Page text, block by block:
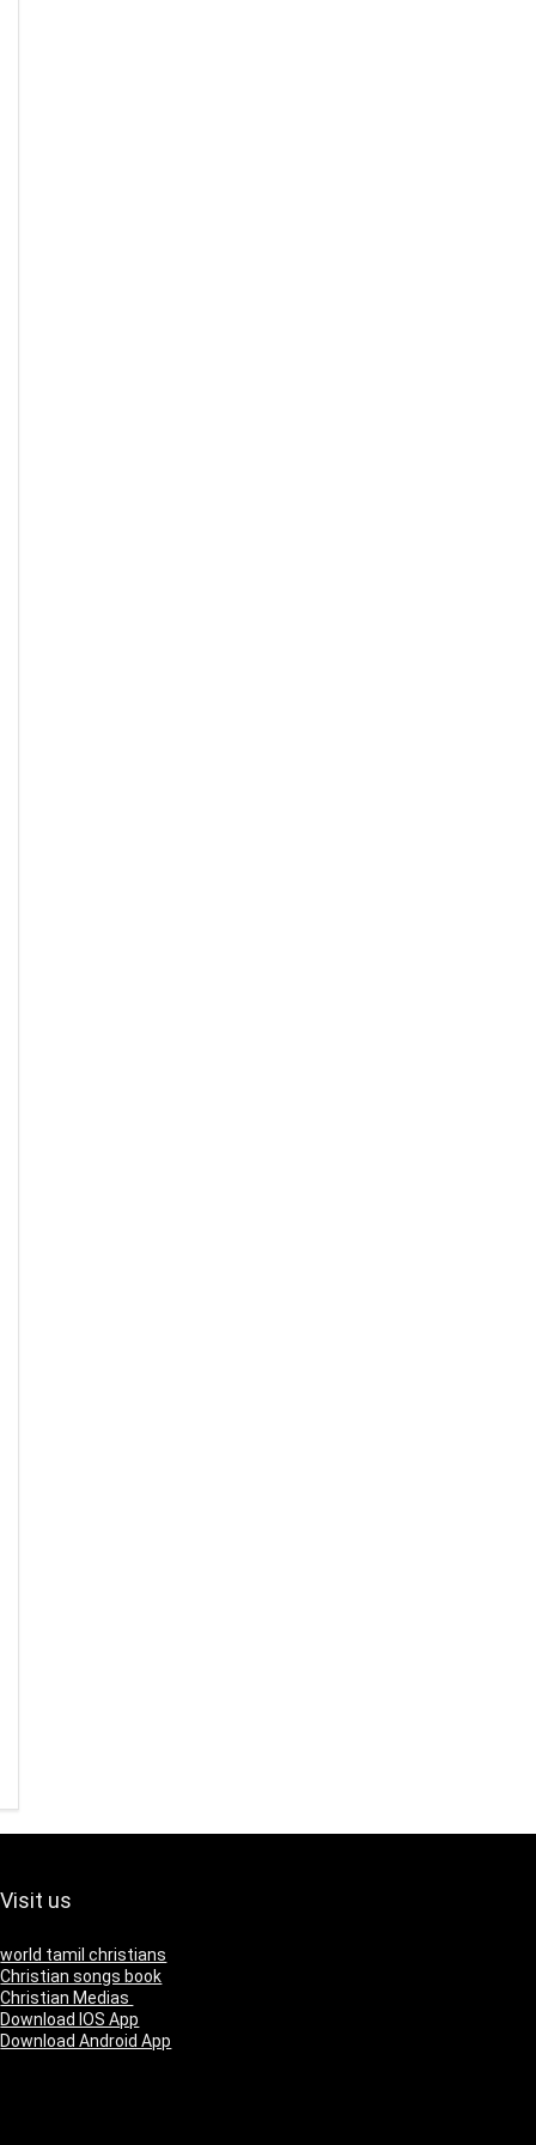
Visit us
world tamil christians
Christian songs book
Christian Medias
Download IOS App
Download Android App